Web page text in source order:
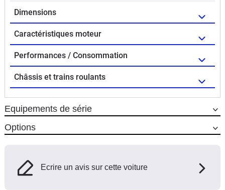
Dimensions
Caractéristiques moteur
Performances / Consommation
Châssis et trains roulants
Equipements de série
Options
Ecrire un avis sur cette voiture